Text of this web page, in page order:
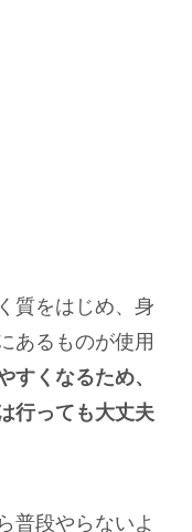
質をはじめ、身
あるものが使用
すくなるため、
行っても大丈夫
普段やらないよ